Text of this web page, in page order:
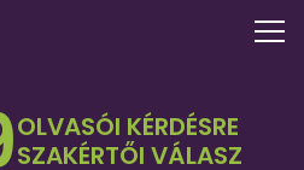
OLVASÓI KÉRDÉSRE
SZAKÉRTŐI VÁLASZ